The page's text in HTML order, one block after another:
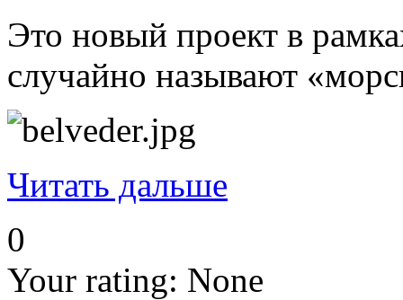
Это новый проект в
случайно называют
Читать дальше
0
Your rating: None